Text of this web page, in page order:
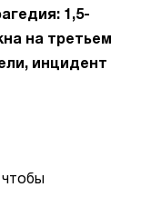
1,5-
на третьем
инцидент